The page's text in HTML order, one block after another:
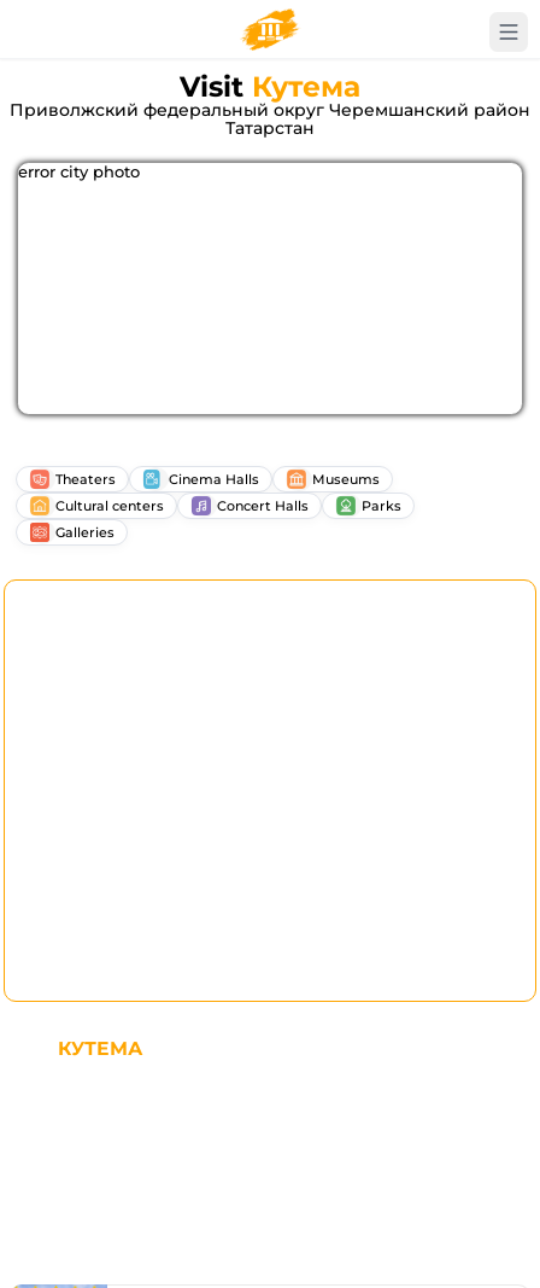
Visit Кутема
Приволжский федеральный округ Черемшанский район
Татарстан
error city photo
Theaters Cinema Halls
Museums
Cultural centers
Concert Halls
Parks
Galleries
КУТЕМА